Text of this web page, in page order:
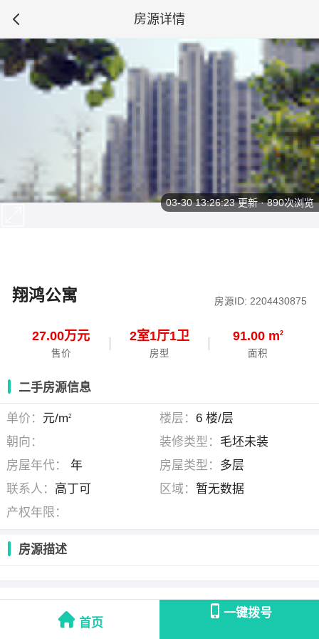
房源详情
翔鸿公寓 房源ID: 2204430875
27.00万元
售价
2室1厅1卫
房型
91.00 m2
面积
首页
一键拨号
03-30 13:26:23更新 · 890次浏览
二手房源信息
单价： 元/m2 楼层： 6 楼/层
朝向：
装修类型： 毛坯未装
房屋年代：
年 房屋类型： 多层
联系人： 高丁可 区域： 暂无数据
产权年限：
房源描述
联系时请说明是在